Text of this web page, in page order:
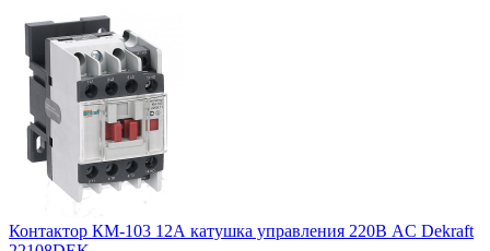
Контактор КМ-103 12А катушка управления 220В AC Dekraft